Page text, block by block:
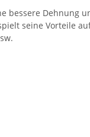
bessere Dehnung
seine Vorteile